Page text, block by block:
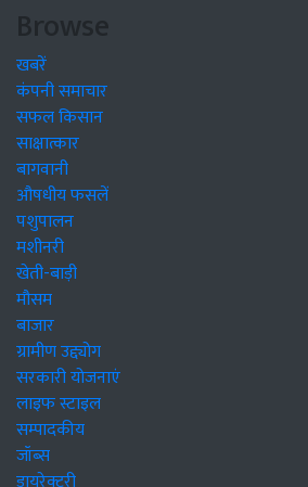
Browse
खबरें
कंपनी समाचार
सफल किसान
साक्षात्कार
बागवानी
औषधीय फसलें
पशुपालन
मशीनरी
खेती-बाड़ी
मौसम
बाजार
ग्रामीण उद्द्योग
सरकारी योजनाएं
लाइफ स्टाइल
सम्पादकीय
जॉब्स